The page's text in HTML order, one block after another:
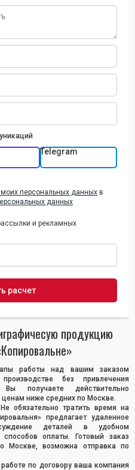
Telegram
моих персональных данных в
данных
и рекламных
продукцию
работы над вашим заказом
без привлечения
Вы получаете действительно
ниже средних по Москве.
обязательно тратить время на
предлагает удаленное
деталей в удобном
оплаты. Готовый заказ
Москве, возможна отправка по
по договору ваша компания